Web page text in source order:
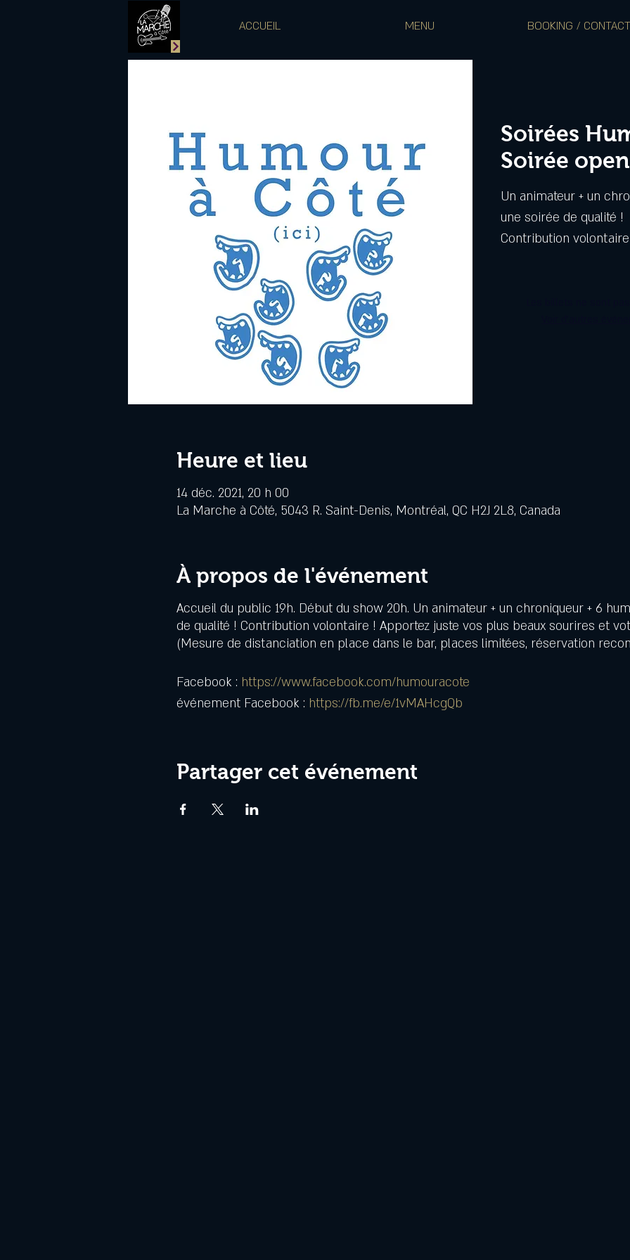
ACCUEIL MENU BOOKING / CONTACT
Soirées
Soirée
Un animateur + un
une soirée de qualité !
Contribution
Heure et lieu
14 déc. 2021, 20 h 00
La Marche à Côté, 5043 R. Saint-Denis, Montréal, QC H2J 2L8, Canada
À propos de l'événement
Accueil du public 19h. Début du show 20h. Un animateur + un chroniqueur + 6
de qualité ! Contribution volontaire ! Apportez juste vos plus beaux sourires et
(Mesure de distanciation en place dans le bar, places limitées, réservation
Facebook : https://www.facebook.com/humouracote
événement Facebook : https://fb.me/e/1vMAHcgQb
Partager cet événement